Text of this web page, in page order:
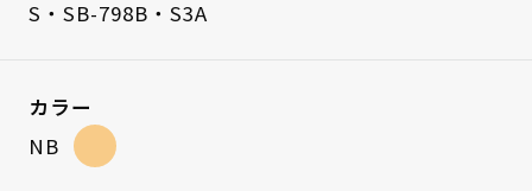
S・SB-798B・S3A
カラー
NB